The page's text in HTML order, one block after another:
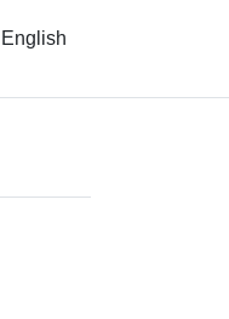
English